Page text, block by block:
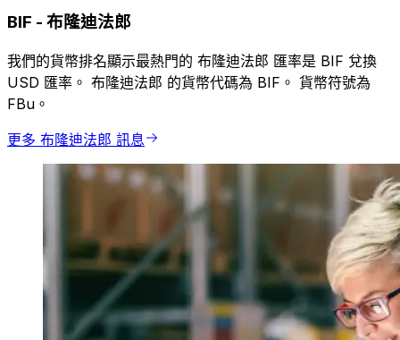
BIF - 布隆迪法郎
我們的貨幣排名顯示最熱門的 布隆迪法郎 匯率是 BIF 兌換
USD 匯率。 布隆迪法郎 的貨幣代碼為 BIF。 貨幣符號為
FBu。
更多 布隆迪法郎 訊息